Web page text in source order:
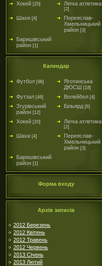
Хокей [20] Легка атлетика
[2]
Шахи [4]
Переяслав-
Хмельницький
район [3]
Баришівський
район [1]
Календар
Футбол [96]
Яготинська
ДЮСШ [18]
Футзал [46] Волейбол [4]
Згурівський
район [12]
Більярд [6]
Хокей [20] Легка атлетика
[2]
Шахи [4]
Переяслав-
Хмельницький
район [3]
Баришівський
район [1]
Форма входу
Архів записів
2012 Березень
2012 Квітень
2012 Травень
2012 Червень
2013 Січень
2013 Лютий